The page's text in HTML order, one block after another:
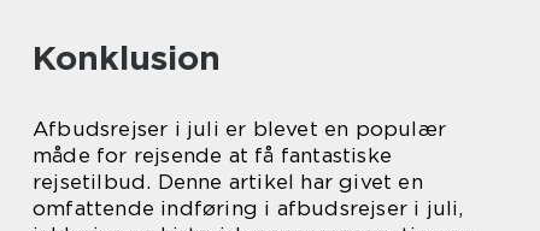
Konklusion
Afbudsrejser i juli er blevet en populær
måde for rejsende at få fantastiske
rejsetilbud. Denne artikel har givet en
omfattende indføring i afbudsrejser i juli,